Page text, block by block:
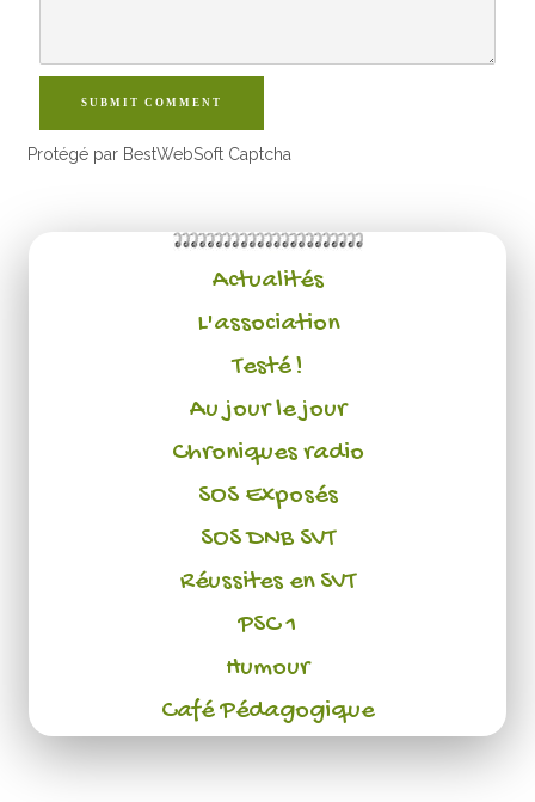
SUBMIT COMMENT
Protégé par BestWebSoft Captcha
Actualités
L'association
Testé !
Au jour le jour
Chroniques radio
SOS Exposés
SOS DNB SVT
Réussites en SVT
PSC 1
Humour
Café Pédagogique